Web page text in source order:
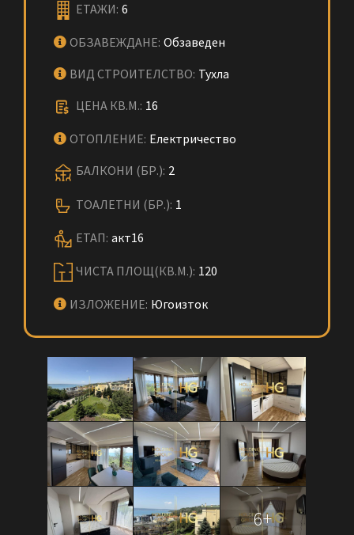
ЕТАЖИ: 6
ОБЗАВЕЖДАНЕ: Обзаведен
ВИД СТРОИТЕЛСТВО: Тухла
ЦЕНА КВ.М.: 16
ОТОПЛЕНИЕ: Електричество
БАЛКОНИ (БР.): 2
ТОАЛЕТНИ (БР.): 1
ЕТАП: акт16
ЧИСТА ПЛОЩ(КВ.М.): 120
ИЗЛОЖЕНИЕ: Югоизток
6+